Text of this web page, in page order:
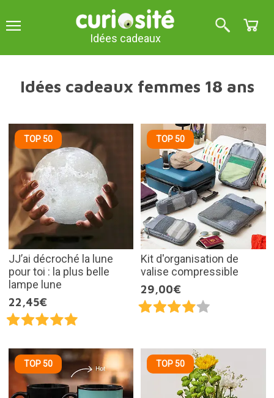
Idées cadeaux
Idées cadeaux femmes 18 ans
TOP 50
JJ’ai décroché la lune
pour toi : la plus belle
lampe lune
22,45€
TOP 50
Kit d'organisation de
valise compressible
29,00€
TOP 50 TOP 50